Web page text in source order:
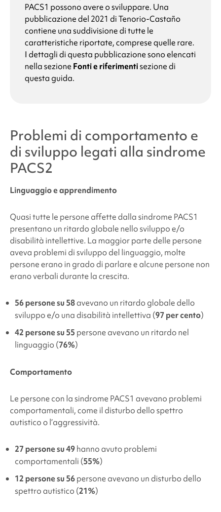
PACS1 possono avere o sviluppare. Una
pubblicazione del 2021 di Tenorio-Castaño
contiene una suddivisione di tutte le
caratteristiche riportate, comprese quelle rare.
I dettagli di questa pubblicazione sono elencati
nella sezione Fonti e riferimentisezione di
questa guida.
Problemi di comportamento e
di sviluppo legati alla sindrome
PACS2
Linguaggio e apprendimento
Quasi tutte le persone affette dallasindrome PACS1
presentano un ritardo globale nello sviluppo e/o
disabilità intellettive. La maggior parte delle persone
aveva problemi di sviluppo del linguaggio, molte
persone erano in grado di parlare e alcune persone non
erano verbali durante la crescita.
56 persone su 58avevano un ritardo globale dello
sviluppo e/o una disabilità intellettiva (97 per cento)
42 persone su 55 persone avevano un ritardo nel
linguaggio (76%)
Comportamento
Le persone con lasindrome PACS1 avevano problemi
comportamentali, come il disturbo dello spettro
autistico o l’aggressività.
27 persone su 49hanno avuto problemi
comportamentali (55%)
12 persone su 56persone avevano un disturbo dello
spettro autistico (21%)